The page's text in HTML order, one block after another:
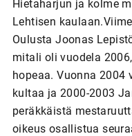
Hietaharjun ja kolme
Lehtisen
Oulusta Joonas
mitali oli vuodela
hopeaa. Vuonna 2004
kultaa ja 2000-2003
peräkkäistä
oikeus osallistua